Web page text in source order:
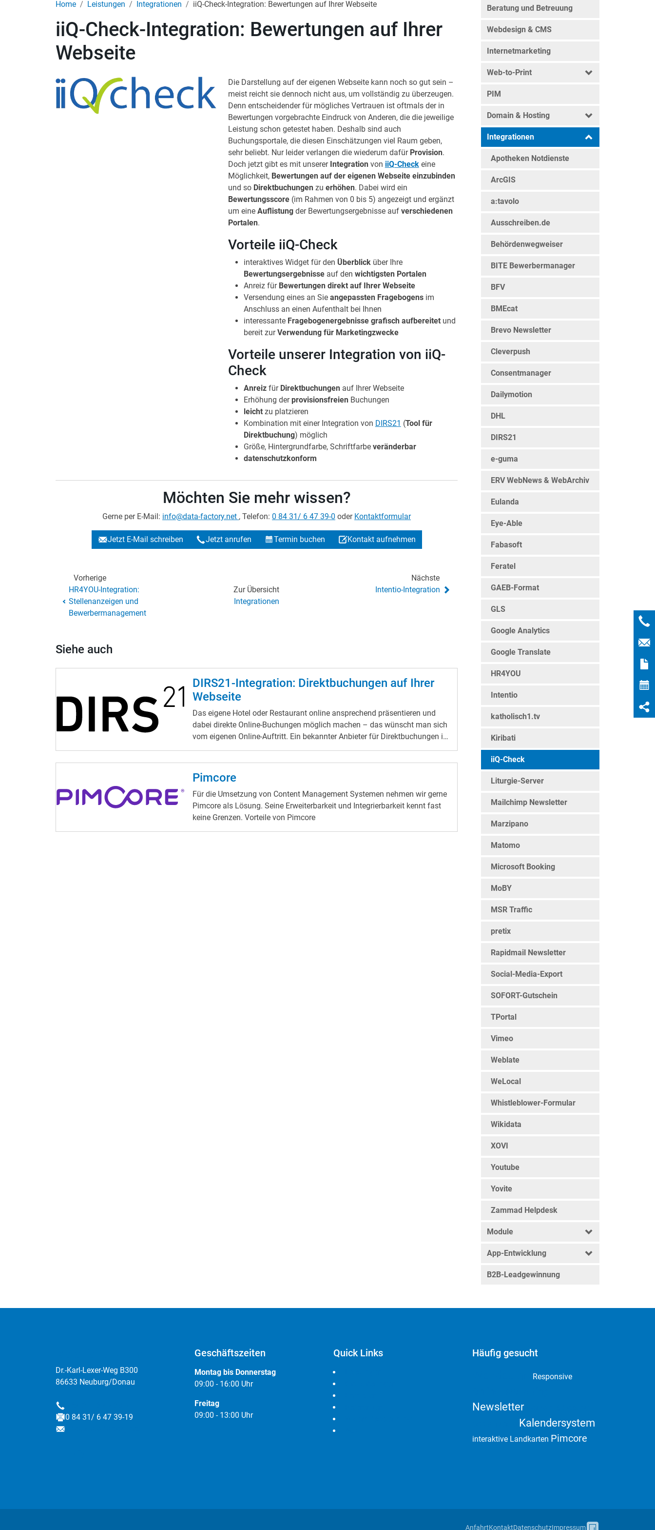
Home Leistungen Integrationen iiQ-Check-Integration: Bewertungen auf Ihrer Webseite
iiQ-Check-Integration: Bewertungen auf Ihrer
Webseite
Die Darstellung auf der eigenen Webseite kann noch so gut sein –
meist reicht sie dennoch nicht aus, um vollständig zu überzeugen.
Denn entscheidender für mögliches Vertrauen ist oftmals der in
Bewertungen vorgebrachte Eindruck von Anderen, die die jeweilige
Leistung schon getestet haben. Deshalb sind auch
Buchungsportale, die diesen Einschätzungen viel Raum geben,
sehr beliebt. Nur leider verlangen die wiederum dafür Provision.
Doch jetzt gibt es mit unserer Integration von iiQ-Check eine
Möglichkeit, Bewertungen auf der eigenen Webseite einzubinden
und so Direktbuchungen zu erhöhen. Dabei wird ein
Bewertungsscore (im Rahmen von 0 bis 5) angezeigt und ergänzt
um eine Auflistung der Bewertungsergebnisse aufverschiedenen
Portalen.
Vorteile iiQ-Check
interaktives Widget für den Überblicküber Ihre
Bewertungsergebnisseauf den wichtigsten Portalen
Anreiz fürBewertungen direkt auf Ihrer Webseite
Versendung eines an Sie angepassten Fragebogensim
Anschluss an einen Aufenthalt bei Ihnen
interessante Fragebogenergebnisse grafisch aufbereitetund
bereit zurVerwendung für Marketingzwecke
Vorteile unserer Integration von iiQ-
Check
Anreiz für Direktbuchungen auf Ihrer Webseite
Erhöhung derprovisionsfreien Buchungen
leicht zu platzieren
Kombination mit einer Integration von DIRS21 (Tool für
Direktbuchung) möglich
Größe, Hintergrundfarbe, Schriftfarbe veränderbar
datenschutzkonform
Möchten Sie mehr wissen?
Gerne per E-Mail: info@data-factory.net , Telefon: 0 84 31/ 6 47 39-0 oder Kontaktformular
Jetzt E-Mail schreiben Jetzt anrufen Termin buchen Kontakt aufnehmen
Vorherige
HR4YOU-Integration:
Stellenanzeigen und
Bewerbermanagement
Zur Übersicht
Integrationen
Nächste
Intentio-Integration
Siehe auch
DIRS21-Integration: Direktbuchungen auf Ihrer
Webseite
Das eigene Hotel oder Restaurant online ansprechend präsentieren und
dabei direkte Online-Buchungen möglich machen – das wünscht man sich
vom eigenen Online-Auftritt. Ein bekannter Anbieter für Direktbuchungen ist
hierDIRS21. Deshalb ist die Integration von DIRS21 eine
Doch bei der Umsetzung spielt nicht nur die technische Funktionalität eine
Rolle, sondern auch der Datenschutz. Deshalb haben wir unseren Consent-
Manager dementsprechend eingerichtet: Wenn im Cookie-Fenster beim
erstmaligen Aufruf der Seite alle nicht-essenziellen Cookies abgelehnt
werden, zeigt dieser an der Stelle der eingebundenen Buchungsmaske eine
Option zum nachträglichen Akzeptieren an. Somit können auch Nutzer, die
Pimcore
Für die Umsetzung von Content Management Systemen nehmen wir gerne
Pimcore als Lösung. Seine Erweiterbarkeit und Integrierbarkeit kennt fast
Beratung und Betreuung
Webdesign & CMS
Internetmarketing
Web-to-Print
PIM
Domain & Hosting
Integrationen
Apotheken Notdienste
ArcGIS
a:tavolo
Ausschreiben.de
Behördenwegweiser
BITE Bewerbermanager
BFV
BMEcat
Brevo Newsletter
Cleverpush
Consentmanager
Dailymotion
DHL
DIRS21
e-guma
ERV WebNews & WebArchiv
Eulanda
Eye-Able
Fabasoft
Feratel
GAEB-Format
GLS
Google Analytics
Google Translate
HR4YOU
Intentio
katholisch1.tv
Kiribati
iiQ-Check
Liturgie-Server
Mailchimp Newsletter
Marzipano
Matomo
Microsoft Booking
MoBY
MSR Traffic
pretix
Rapidmail Newsletter
Social-Media-Export
SOFORT-Gutschein
TPortal
Vimeo
Weblate
WeLocal
Whistleblower-Formular
Wikidata
XOVI
Youtube
Yovite
Zammad Helpdesk
Module
App-Entwicklung
B2B-Leadgewinnung
Dr.-Karl-Lexer-Weg B300
86633 Neuburg/Donau
Telefon
Fax
0 84 31/ 6 47 39-19
E-Mail
Geschäftszeiten
Montag bis Donnerstag
09:00 - 16:00 Uhr
Freitag
09:00 - 13:00 Uhr
Quick Links Häufig gesucht
Responsive
Newsletter
Kalendersystem
interaktive Landkarten Pimcore
AnfahrtKontaktDatenschutzImpressum